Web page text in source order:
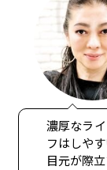
濃厚なラ
フはしや
目元が際